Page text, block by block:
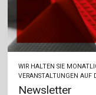
WIR HALTEN SIE
VERANSTALTUNGEN AUF
Newsletter